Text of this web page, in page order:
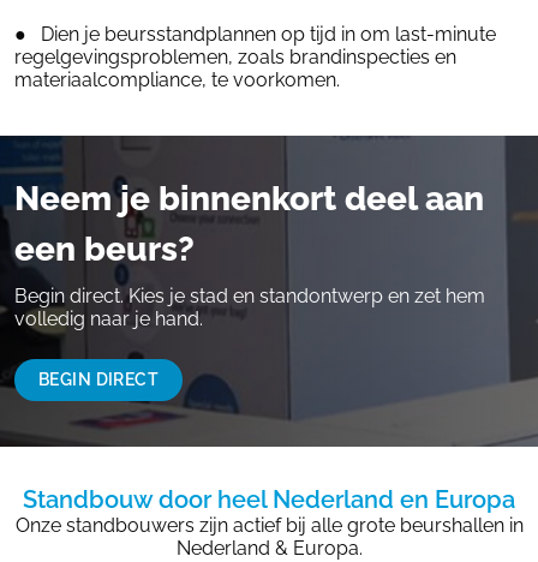
● Dien je beursstandplannen op tijd in om last-minute
regelgevingsproblemen, zoals brandinspecties en
materiaalcompliance, te voorkomen.
Neem je binnenkort deel aan
een beurs?
Begin direct. Kies je stad en standontwerp en zet hem
volledig naar je hand.
BEGIN DIRECT
Standbouw door heel Nederland en Europa
Onze standbouwers zijn actief bij alle grote beurshallen in
Nederland & Europa.